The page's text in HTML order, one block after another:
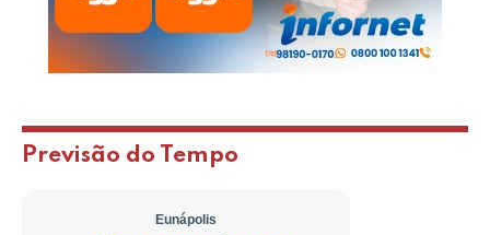
Previsão do Tempo